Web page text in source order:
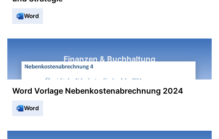
Word
Finanzen & Buchhaltung
Word Vorlage Nebenkostenabrechnung 2024
Word